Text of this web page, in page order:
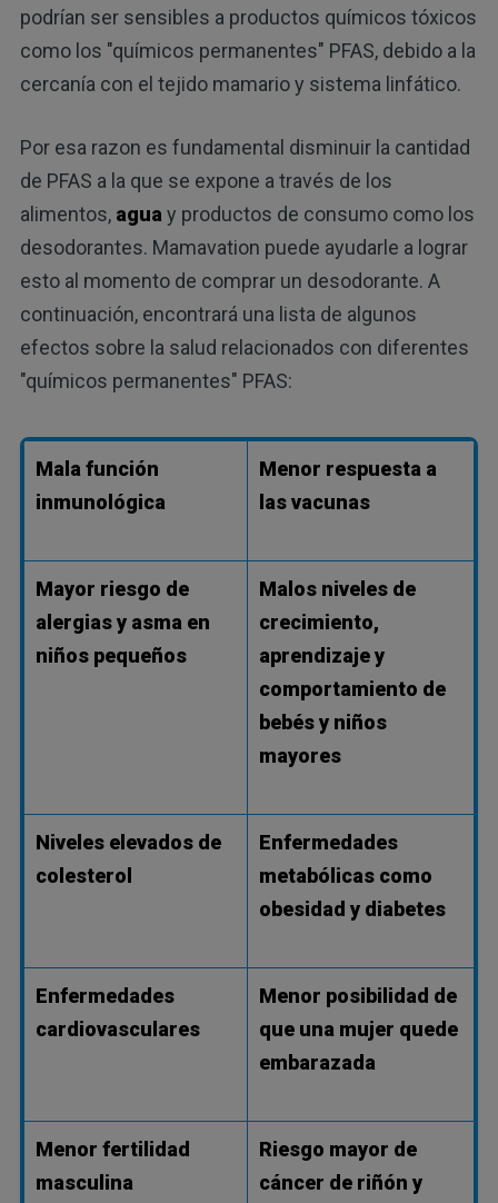
podrían ser sensibles a productos químicos tóxicos
como los "químicos permanentes" PFAS, debido a la
cercanía con el tejido mamario y sistema linfático.
Por esa razon es fundamental disminuir la cantidad
de PFAS a la que se expone a través de los
alimentos, agua y productos de consumo como los
desodorantes. Mamavation puede ayudarle a lograr
esto al momento de comprar un desodorante. A
continuación, encontrará una lista de algunos
efectos sobre la salud relacionados con diferentes
"químicos permanentes" PFAS:
Mala función
inmunológica
Menor respuesta a
las vacunas
Mayor riesgo de
alergias y asma en
niños pequeños
Malos niveles de
crecimiento,
aprendizaje y
comportamiento de
bebés y niños
mayores
Niveles elevados de
colesterol
Enfermedades
metabólicas como
obesidad y diabetes
Enfermedades
cardiovasculares
Menor posibilidad de
que una mujer quede
embarazada
Menor fertilidad
masculina
Riesgo mayor de
cáncer de riñón y